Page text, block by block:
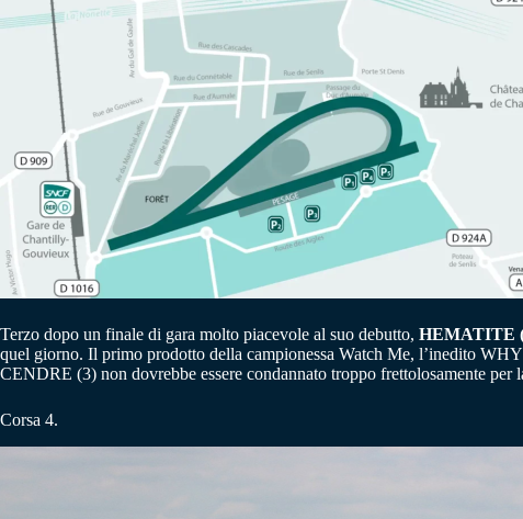
Terzo dopo un finale di gara molto piacevole al suo debutto, HEMATITE
quel giorno. Il primo prodotto della campionessa Watch Me, l’inedito
CENDRE (3) non dovrebbe essere condannato troppo frettolosamente per
Corsa 4.